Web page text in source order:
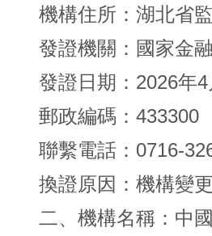
機構住所：湖北省
發證機關：國家金
發證日期：2026年4
郵政編碼：433300
聯繫電話：0716-
換證原因：機構變
二、機構名稱：中